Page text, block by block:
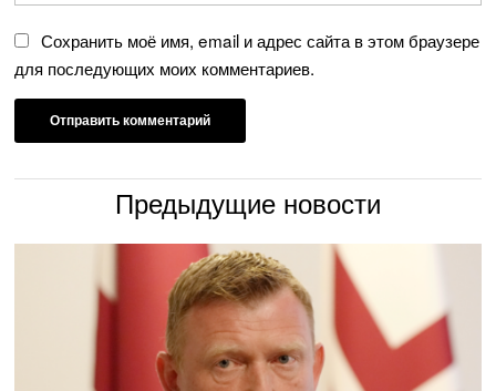
Сохранить моё имя, email и адрес сайта в этом браузере
для последующих моих комментариев.
Предыдущие новости